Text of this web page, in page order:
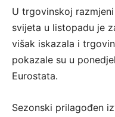
U trgovinskoj
svijeta u listopadu je
višak iskazala i
pokazale su u
Eurostata.
Sezonski prilagođen